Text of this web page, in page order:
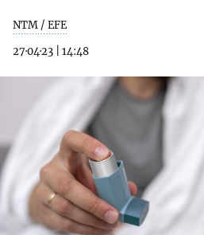
NTM / EFE
27·04·23
14:48